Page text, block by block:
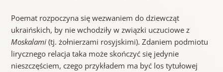
Poemat rozpoczyna się wezwaniem do dziewcząt
ukraińskich, by nie wchodziły w związki uczuciowe z
Moskalami(tj. żołnierzami rosyjskimi). Zdaniem podmiotu
lirycznego relacja taka może skończyć się jedynie
nieszczęściem, czego przykładem ma być los tytułowej